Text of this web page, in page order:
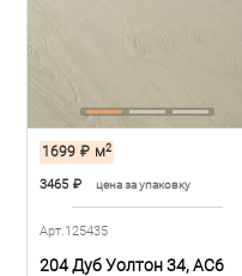
1699 ₽ м2
3465 ₽ цена за упаковку
Арт.125435
204 Дуб Уолтон 34, AC6